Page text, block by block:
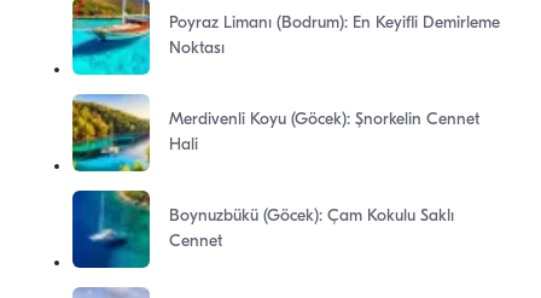
Poyraz Limanı (Bodrum): En Keyifli Demirleme
Noktası
Merdivenli Koyu (Göcek): Şnorkelin Cennet
Hali
Boynuzbükü (Göcek): Çam Kokulu Saklı
Cennet